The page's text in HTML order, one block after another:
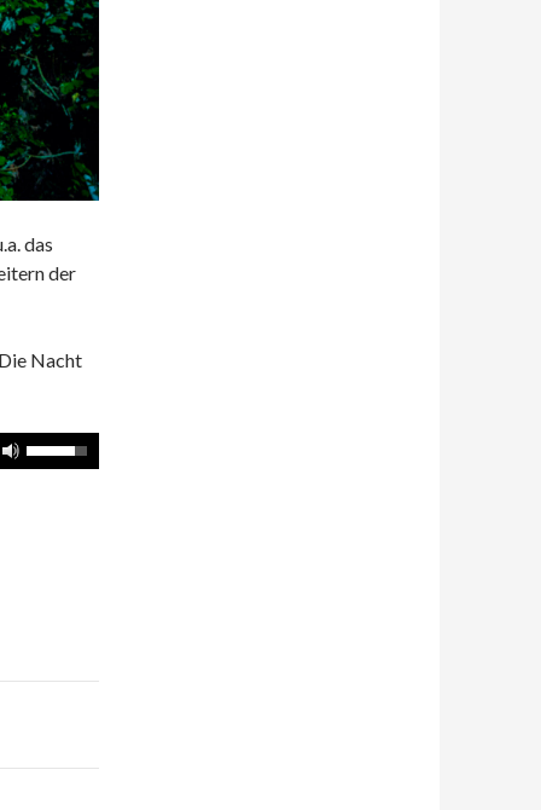
das
der
Nacht